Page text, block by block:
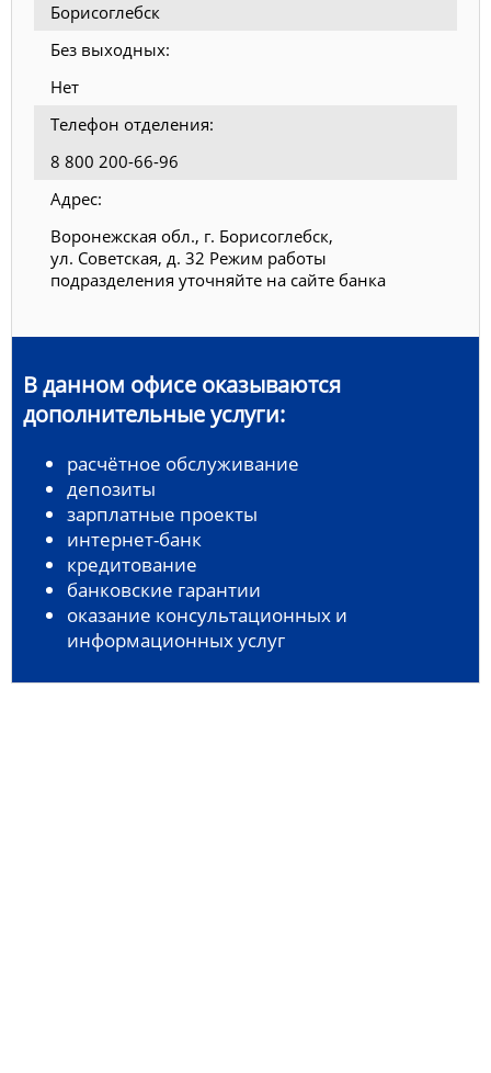
Борисоглебск
Без выходных:
Нет
Телефон отделения:
8 800 200-66-96
Адрес:
Воронежская обл., г. Борисоглебск,
ул. Советская, д. 32 Режим работы
подразделения уточняйте на сайте банка
В данном офисе оказываются
дополнительные услуги:
расчётное обслуживание
депозиты
зарплатные проекты
интернет-банк
кредитование
банковские гарантии
оказание консультационных и
информационных услуг